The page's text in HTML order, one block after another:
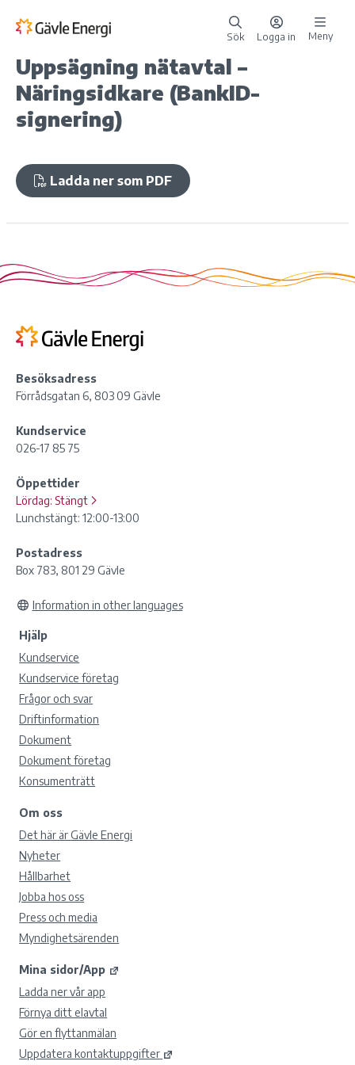
Sök Logga in Meny
Uppsägning nätavtal –
Näringsidkare (BankID-
signering)
Ladda ner som PDF
Besöksadress
Förrådsgatan 6, 803 09 Gävle
Kundservice
026-17 85 75
Öppettider
Lördag: Stängt
Lunchstängt: 12:00-13:00
Postadress
Box 783, 801 29 Gävle
Information in other languages
Hjälp
Kundservice
Kundservice företag
Frågor och svar
Driftinformation
Dokument
Dokument företag
Konsumenträtt
Om oss
Det här är Gävle Energi
Nyheter
Hållbarhet
Jobba hos oss
Press och media
Myndighetsärenden
Mina sidor/App
Ladda ner vår app
Förnya ditt elavtal
Gör en flyttanmälan
Uppdatera kontaktuppgifter